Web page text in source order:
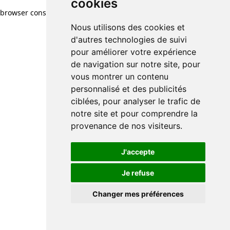
cookies
Nous utilisons des cookies et
d'autres technologies de suivi
pour améliorer votre expérience
de navigation sur notre site, pour
vous montrer un contenu
personnalisé et des publicités
ciblées, pour analyser le trafic de
notre site et pour comprendre la
provenance de nos visiteurs.
J'accepte
Je refuse
Changer mes préférences
browser console for more information)